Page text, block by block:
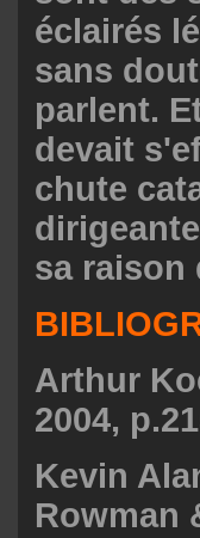
éclairés
sans
parlent.
devait
chute
sa raison
Arthur
2004,
Kevin
Rowman